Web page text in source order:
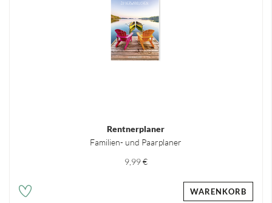
Rentnerplaner
Familien- und Paarplaner
9,99 €
WARENKORB